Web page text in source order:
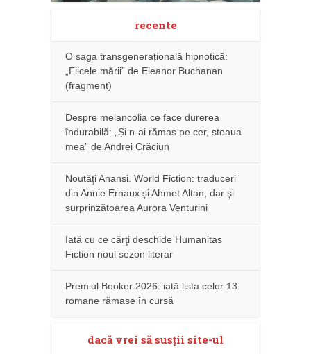
recente
O saga transgenerațională hipnotică:
„Fiicele mării” de Eleanor Buchanan
(fragment)
Despre melancolia ce face durerea
îndurabilă: „Și n-ai rămas pe cer, steaua
mea” de Andrei Crăciun
Noutăţi Anansi. World Fiction: traduceri
din Annie Ernaux și Ahmet Altan, dar şi
surprinzătoarea Aurora Venturini
Iată cu ce cărţi deschide Humanitas
Fiction noul sezon literar
Premiul Booker 2026: iată lista celor 13
romane rămase în cursă
dacă vrei să susţii site-ul